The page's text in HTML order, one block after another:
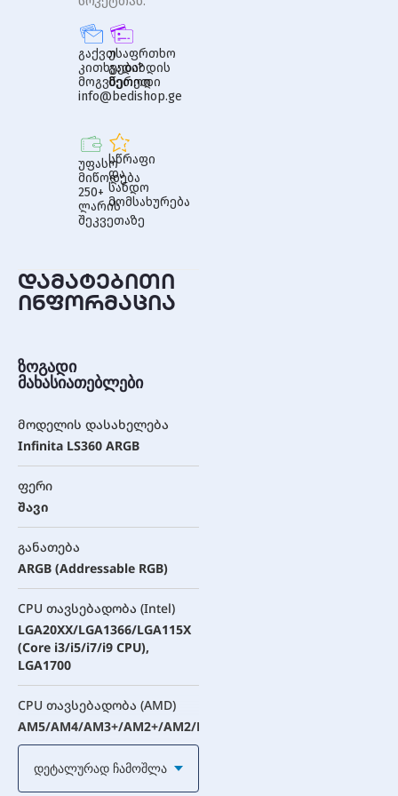
გაქვთ
კითხვები?
მოგვწერეთ
info@bedishop.ge
უსაფრთხო
გადახდის
მეთოდი
უფასო
მიწოდება
250+
ლარის
შეკვეთაზე
სწრაფი
და
სანდო
მომსახურება
დამატებითი
ინფორმაცია
ზოგადი
მახასიათებლები
მოდელის დასახელება
Infinita LS360 ARGB
ფერი
შავი
განათება
ARGB (Addressable RGB)
CPU თავსებადობა (Intel)
LGA20XX/LGA1366/LGA115X
(Core i3/i5/i7/i9 CPU),
LGA1700
CPU თავსებადობა (AMD)
AM5/AM4/AM3+/AM2+/AM2/FM2+/FM2/FM1
რადიატორი
Დეტალურად Ჩამოშლა